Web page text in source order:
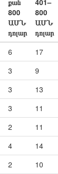
քան
800
ԱՄՆ
դոլար
401–
800
ԱՄՆ
դոլար
6 17
3 9
3 13
3 11
2 11
4 14
2 10